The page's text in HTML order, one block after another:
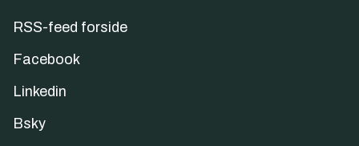
RSS-feed forside
Facebook
Linkedin
Bsky